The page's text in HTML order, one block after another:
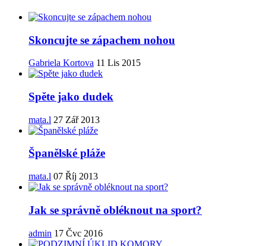
Skoncujte se zápachem nohou
Gabriela Kortova 11 Lis 2015
Spěte jako dudek
mata.l 27 Zář 2013
Španělské pláže
mata.l 07 Říj 2013
Jak se správně obléknout na sport?
admin 17 Čvc 2016